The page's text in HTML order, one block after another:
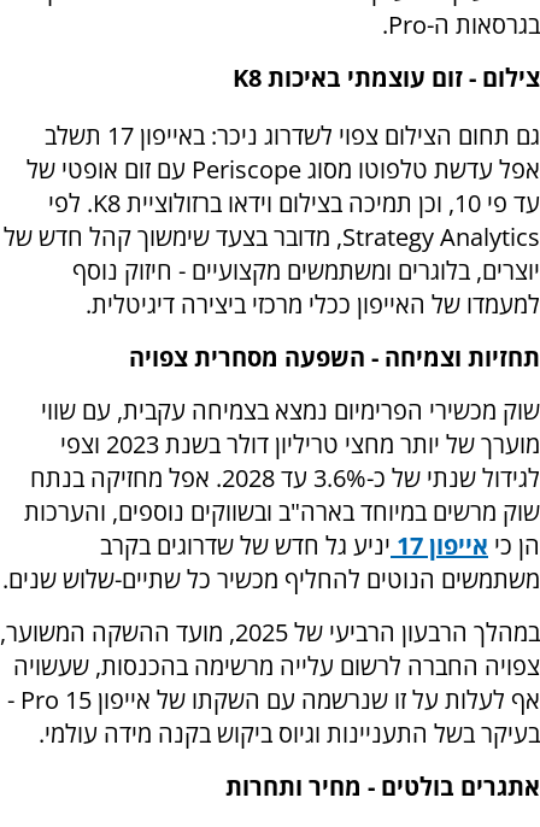
בגרסאות ה-Pro
.
צילום - זום עוצמתי באיכות 8 K
גם תחום הצילום צפוי לשדרוג ניכר: באייפון 17 תשלב
אפל עדשת טלפוטו מסוגPeriscope עם זום אופטי של
עד פי 10, וכן תמיכה בצילום וידאו ברזולוציית 8
K. לפי
Strategy Analytics, מדובר בצעד שימשוך קהל חדש של
יוצרים, בלוגרים ומשתמשים מקצועיים - חיזוק נוסף
למעמדו של האייפון ככלי מרכזי ביצירה דיגיטלית.
תחזיות וצמיחה - השפעה מסחרית צפויה
שוק מכשירי הפרימיום נמצא בצמיחה עקבית, עם שווי
מוערך של יותר מחצי טריליון דולר בשנת 2023 וצפי
לגידול שנתי של כ-3.6% עד 2028. אפל מחזיקה בנתח
שוק מרשים במיוחד בארה"ב ובשווקים נוספים, והערכות
הן כי אייפון 17
יניע גל חדש של שדרוגים בקרב
משתמשים הנוטים להחליף מכשיר כל שתיים-שלוש שנים.
במהלך הרבעון הרביעי של 2025, מועד ההשקה המשוער,
צפויה החברה לרשום עלייה מרשימה בהכנסות, שעשויה
אף לעלות על זו שנרשמה עם השקתו של אייפון 15
Pro
-
בעיקר בשל התעניינות וגיוס ביקוש בקנה מידה עולמי.
אתגרים בולטים - מחיר ותחרות